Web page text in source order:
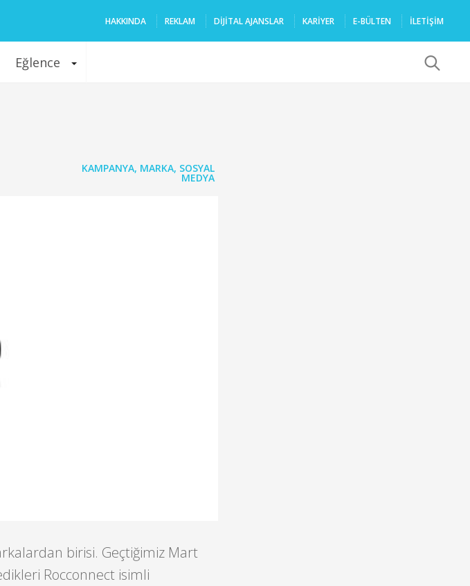
HAKKINDA REKLAM DIJITAL AJANSLAR KARIYER E-BÜLTEN İLETİŞİM
Eğlence
KAMPANYA, MARKA, SOSYAL
MEDYA
birisi. Geçtiğimiz Mart
Rocconnect isimli